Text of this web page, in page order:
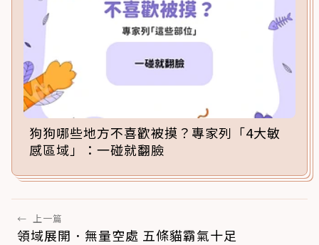
狗狗哪些地方不喜歡被摸？專家列「4大敏
感區域」：一碰就翻臉
← 上一篇
領域展開．無量空處 五條貓霸氣十足